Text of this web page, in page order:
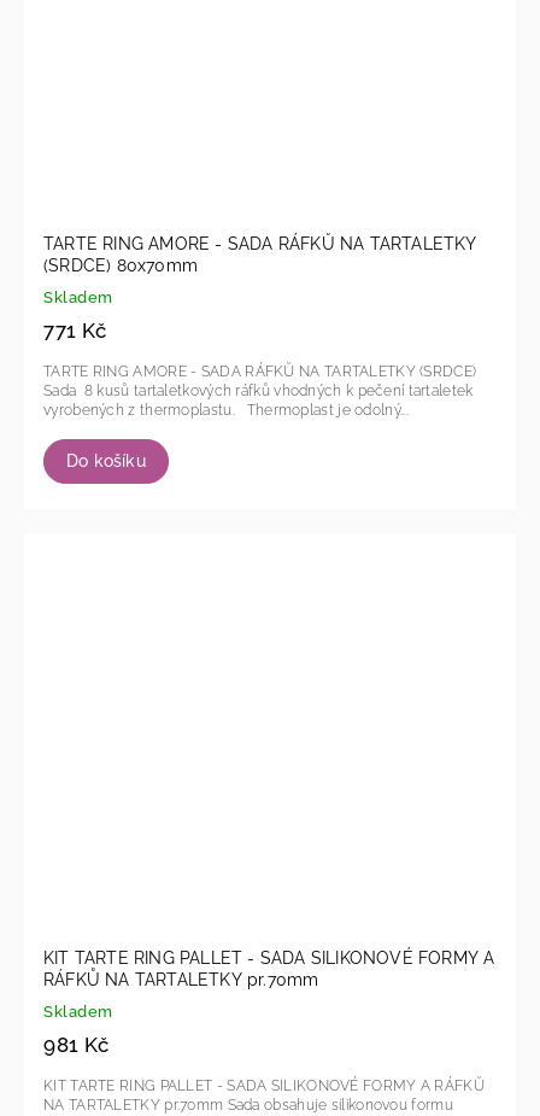
TARTE RING AMORE - SADA RÁFKŮ NA TARTALETKY
(SRDCE) 80x70mm
Skladem
771 Kč
Do košíku
TARTE RING AMORE - SADA RÁFKŮ NA TARTALETKY (SRDCE)
Sada 8 kusů tartaletkových ráfků vhodných k pečení tartaletek
vyrobených z thermoplastu. Thermoplast je odolný...
KIT TARTE RING PALLET - SADA SILIKONOVÉ FORMY A
RÁFKŮ NA TARTALETKY pr.70mm
Skladem
981 Kč
KIT TARTE RING PALLET - SADA SILIKONOVÉ FORMY A RÁFKŮ
NA TARTALETKY pr.70mm Sada obsahuje silikonovou formu